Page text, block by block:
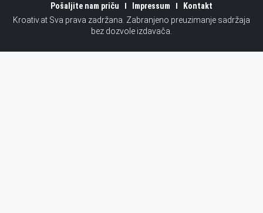
Pošaljite nam priču Impressum
Kontakt
Kroativ.at Sva prava zadržana. Zabranjeno preuzimanje sadržaja
bez dozvole izdavača.